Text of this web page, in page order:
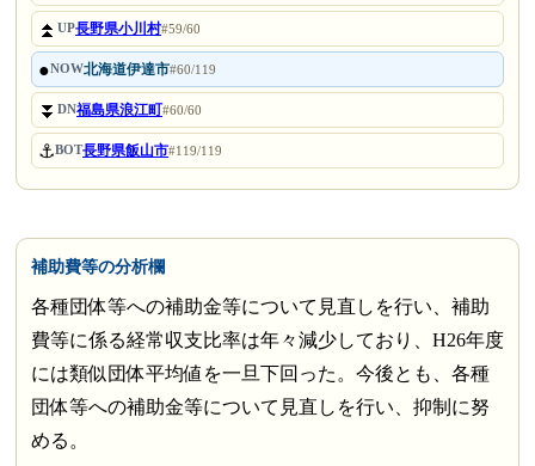
⏫UP長野県小川村#59/60
●NOW北海道伊達市#60/119
⏬DN福島県浪江町#60/60
⚓BOT長野県飯山市#119/119
補助費等の分析欄
各種団体等への補助金等について見直しを行い、補助
費等に係る経常収支比率は年々減少しており、H26年度
には類似団体平均値を一旦下回った。今後とも、各種
団体等への補助金等について見直しを行い、抑制に努
める。